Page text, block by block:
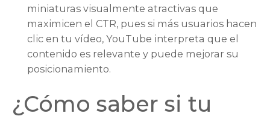
miniaturas visualmente atractivas que
maximicen el CTR, pues si más usuarios hacen
clic en tu vídeo, YouTube interpreta que el
contenido es relevante y puede mejorar su
posicionamiento.
¿Cómo saber si tu